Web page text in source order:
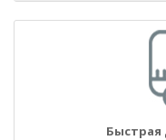
Быстрая